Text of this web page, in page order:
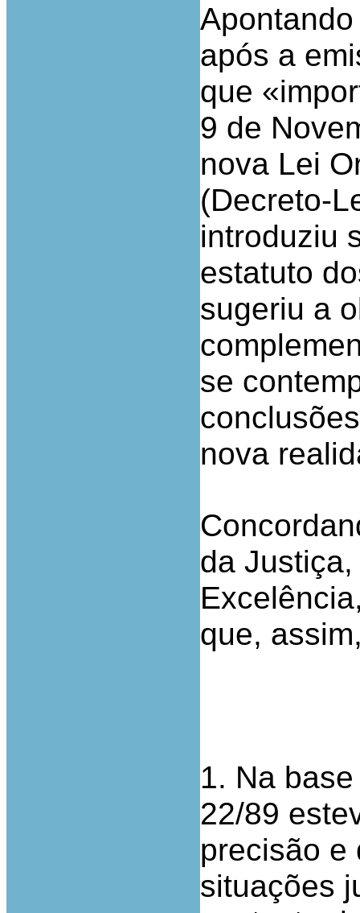
após a
que
9 de
nova Lei
(Decreto-
introduziu
estatuto
sugeriu a
se
nova
da
que,
1. Na
22/89
precisão e
situações